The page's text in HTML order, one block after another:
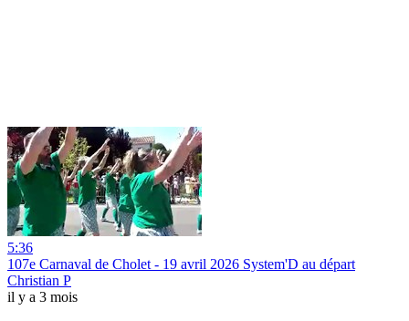
5:36
107e Carnaval de Cholet - 19 avril 2026 System'D au départ
Christian P
il y a 3 mois